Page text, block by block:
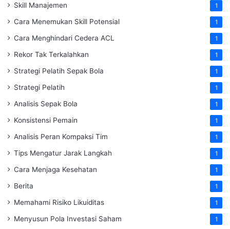
Skill Manajemen 1
Cara Menemukan Skill Potensial 1
Cara Menghindari Cedera ACL 1
Rekor Tak Terkalahkan 1
Strategi Pelatih Sepak Bola 1
Strategi Pelatih 1
Analisis Sepak Bola 1
Konsistensi Pemain 1
Analisis Peran Kompaksi Tim 1
Tips Mengatur Jarak Langkah 1
Cara Menjaga Kesehatan 1
Berita 1
Memahami Risiko Likuiditas 1
Menyusun Pola Investasi Saham 1